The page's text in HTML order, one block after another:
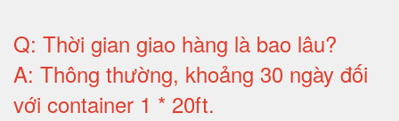
Q: Thời gian giao hàng là bao lâu?
A: Thông thường, khoảng 30 ngày đối
với container 1 * 20ft.